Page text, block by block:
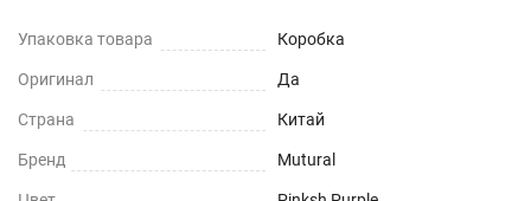
Упаковка товара Коробка
Оригинал Да
Страна Китай
Бренд Mutural